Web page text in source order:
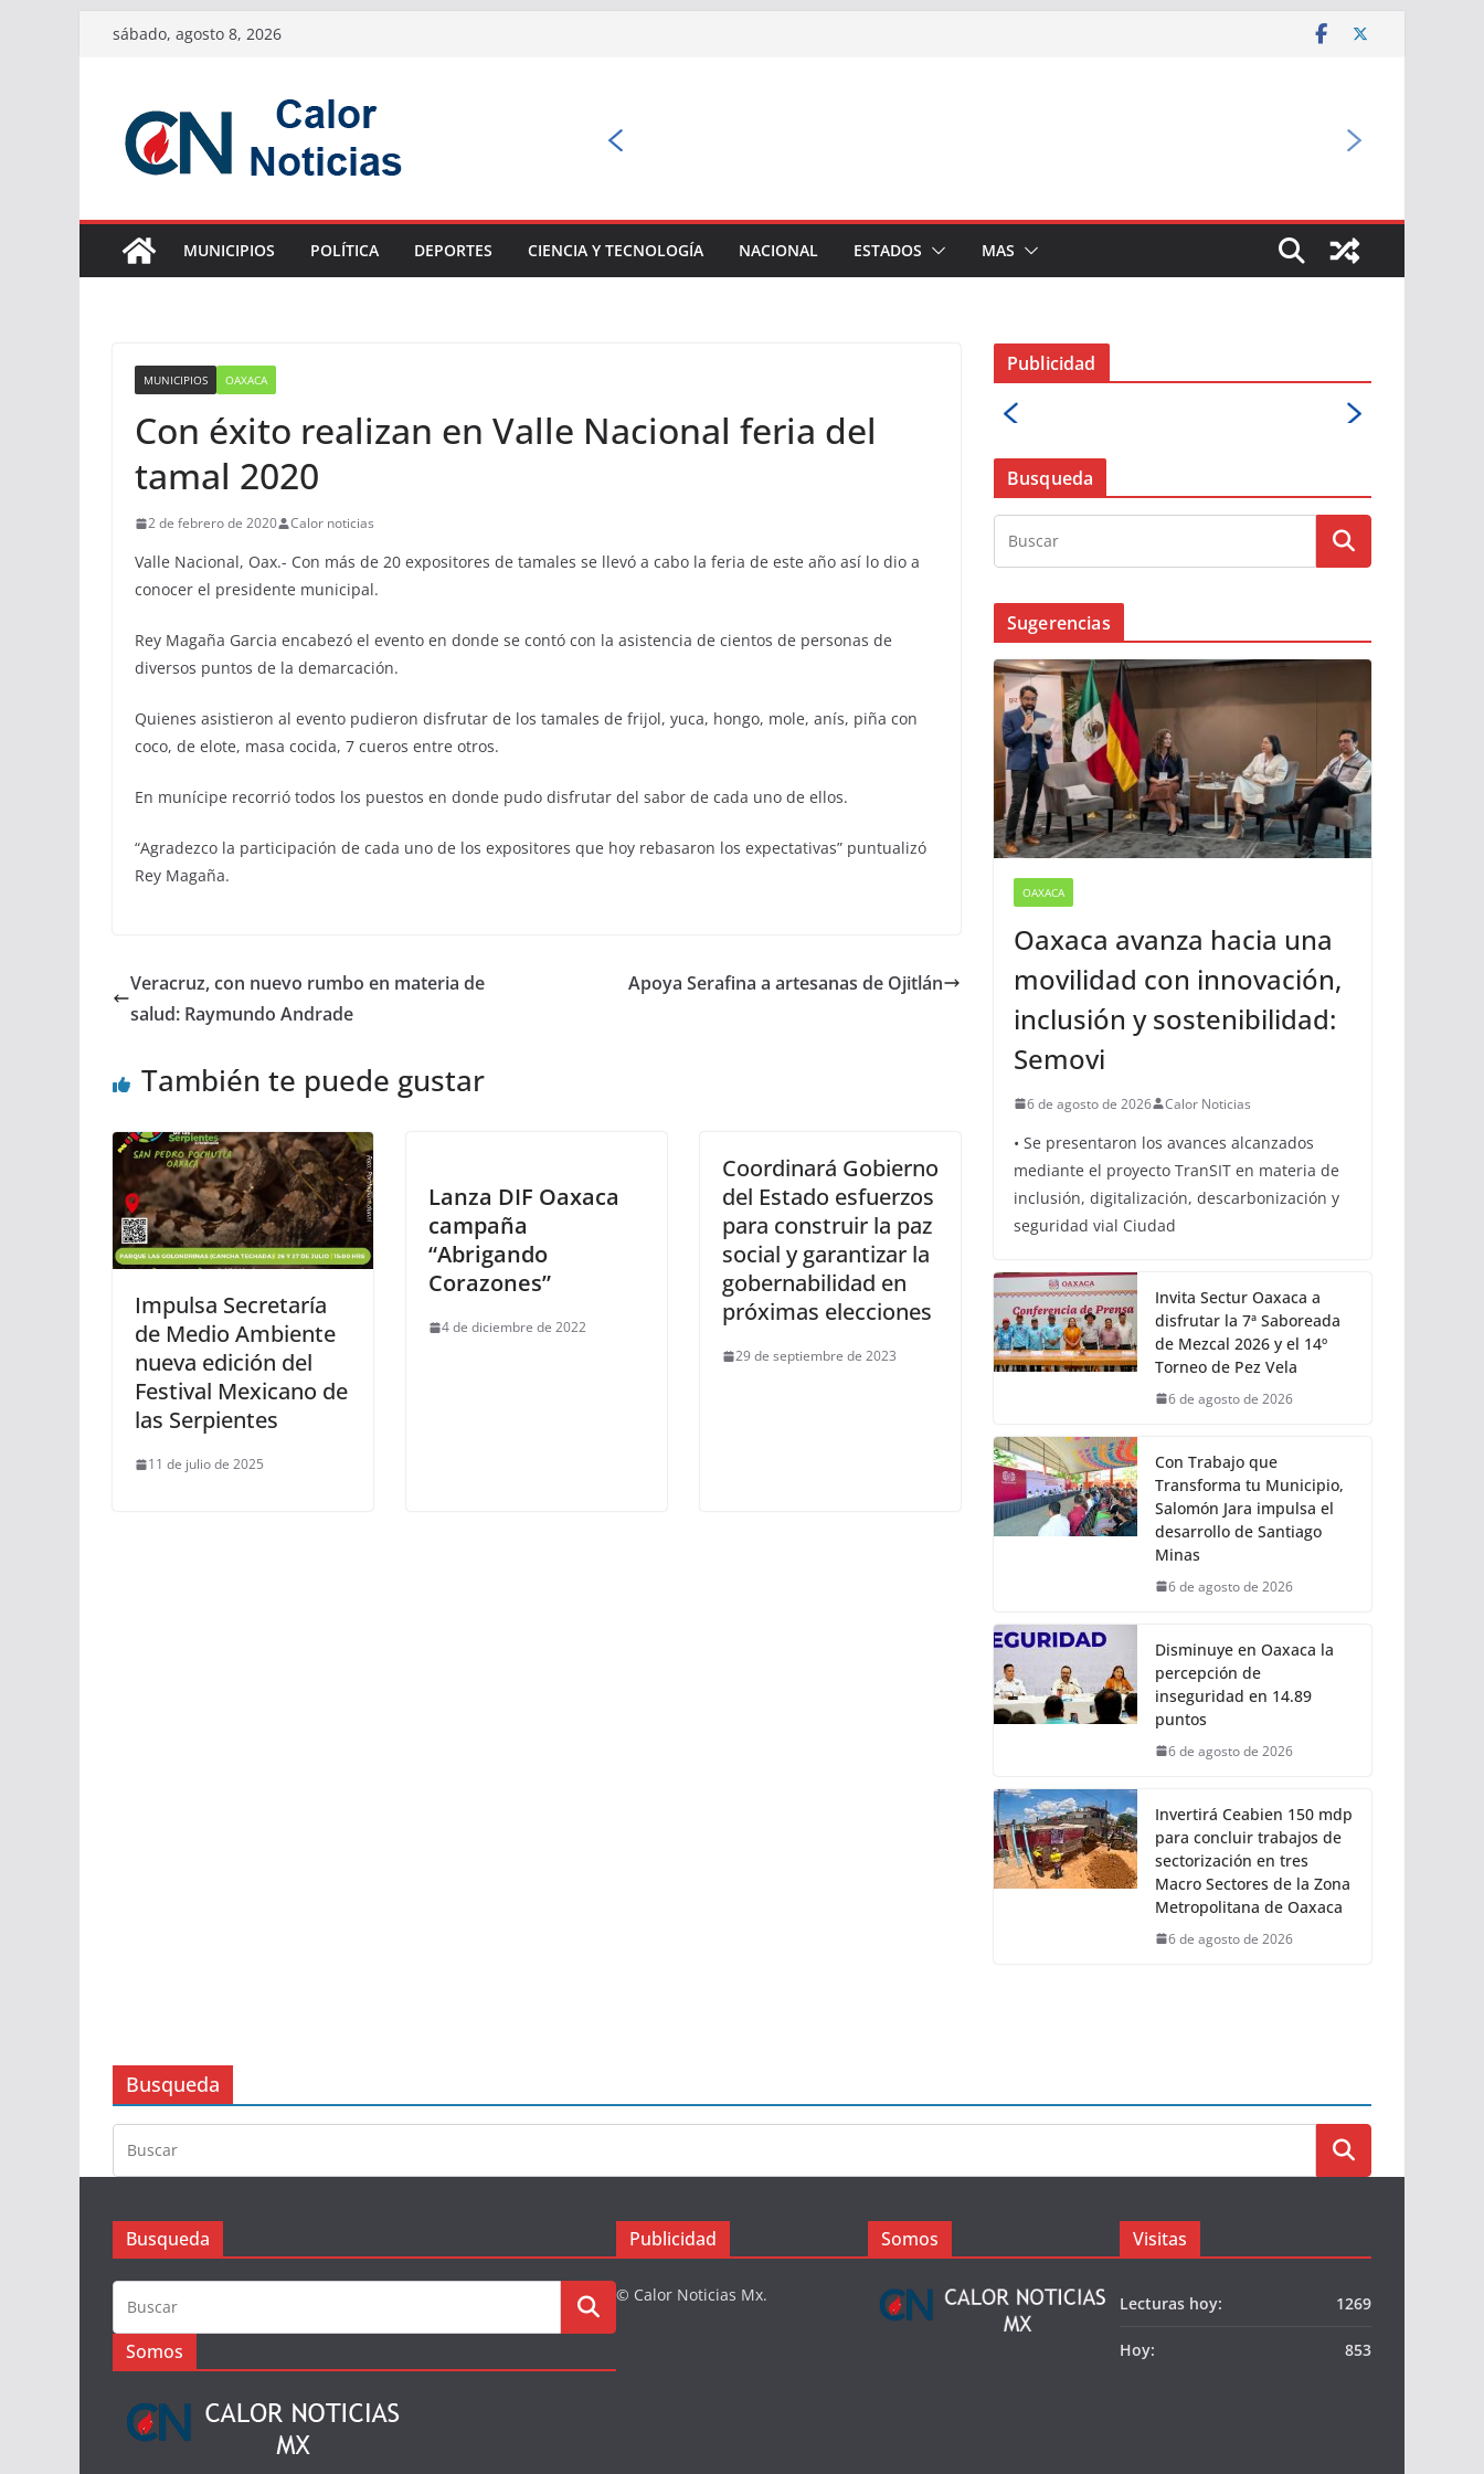
Saltarsábado, agosto 8, 2026
MUNICIPIOS POLÍTICA DEPORTES CIENCIA Y TECNOLOGÍA NACIONAL ESTADOS MAS
MUNICIPIOS OAXACA
Con éxito realizan en Valle Nacional feria del
tamal 2020
2 de febrero de 2020 Calor noticias
Valle Nacional, Oax.- Con más de 20 expositores de tamales se llevó a cabo la feria de este año así lo dio a
conocer el presidente municipal.
Rey Magaña Garcia encabezó el evento en donde se contó con la asistencia de cientos de personas de
diversos puntos de la demarcación.
Quienes asistieron al evento pudieron disfrutar de los tamales de frijol, yuca, hongo, mole, anís, piña con
coco, de elote, masa cocida, 7 cueros entre otros.
En munícipe recorrió todos los puestos en donde pudo disfrutar del sabor de cada uno de ellos.
“Agradezco la participación de cada uno de los expositores que hoy rebasaron los expectativas” puntualizó
Rey Magaña.
Veracruz, con nuevo rumbo en materia de
salud: Raymundo Andrade
Apoya Serafina a artesanas de Ojitlán
También te puede gustar
Impulsa Secretaría
de Medio Ambiente
nueva edición del
Festival Mexicano de
las Serpientes
11 de julio de 2025
Lanza DIF Oaxaca
campaña
“Abrigando
Corazones”
4 de diciembre de 2022
Coordinará Gobierno
del Estado esfuerzos
para construir la paz
social y garantizar la
gobernabilidad en
próximas elecciones
29 de septiembre de 2023
Publicidad
Busqueda
Sugerencias
OAXACA
Oaxaca avanza hacia una
movilidad con innovación,
inclusión y sostenibilidad:
Semovi
6 de agosto de 2026 Calor Noticias
• Se presentaron los avances alcanzados
mediante el proyecto TranSIT en materia de
inclusión, digitalización, descarbonización y
seguridad vial Ciudad
Invita Sectur Oaxaca a
disfrutar la 7ª Saboreada
de Mezcal 2026 y el 14º
Torneo de Pez Vela
6 de agosto de 2026
Con Trabajo que
Transforma tu Municipio,
Salomón Jara impulsa el
desarrollo de Santiago
Minas
6 de agosto de 2026
Disminuye en Oaxaca la
percepción de
inseguridad en 14.89
puntos
6 de agosto de 2026
Invertirá Ceabien 150 mdp
para concluir trabajos de
sectorización en tres
Macro Sectores de la Zona
Metropolitana de Oaxaca
6 de agosto de 2026
Busqueda
Busqueda
Somos
Publicidad
© Calor Noticias Mx.
Somos Visitas
1269
Lecturas hoy:
853
Hoy: